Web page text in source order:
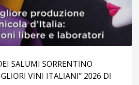
SALUMI SORRENTINO
VINI ITALIANI” 2026 DI